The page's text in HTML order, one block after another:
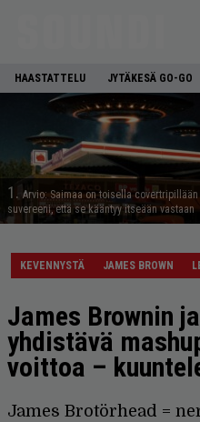
HAASTATTELU JYTÄKESÄ GO-GO
1. Arvio: Saimaa on toisella
suvereeni, että se kääntyy itseään vastaan
KEVENNYSTÄ JAMES BROWN
James Brownin
yhdistävä
voittoa –
James Brotörhead =